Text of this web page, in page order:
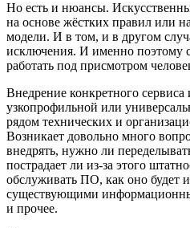
Но есть и нюансы.
на основе жёстких правил или
модели. И в том, и в другом
исключения. И именно поэтому
работать под присмотром
Внедрение конкретного
узкопрофильной или
рядом технических и
Возникает довольно много
внедрять, нужно ли
пострадает ли из-за этого
обслуживать ПО, как оно будет
существующими
и прочее.